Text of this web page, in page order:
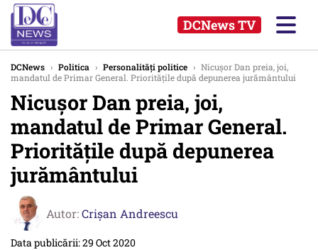
DCNews TV
DCNews › Politica › Personalități politice › Nicuşor Dan preia, joi,
mandatul de Primar General. Prioritățile după depunerea jurământului
Nicuşor Dan preia, joi,
mandatul de Primar General.
Prioritățile după depunerea
jurământului
Autor:Crişan Andreescu
Data publicării: 29 Oct 2020